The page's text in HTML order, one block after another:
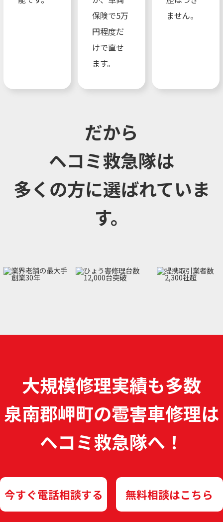
保険で5万
円程度だ
けで直せ
ます。
ません。
だから
ヘコミ救急隊は
多くの方に選ばれていま
す。
大規模修理実績も多数
泉南郡岬町の雹害車修理は
ヘコミ救急隊へ！
今すぐ電話相談する 無料相談はこちら